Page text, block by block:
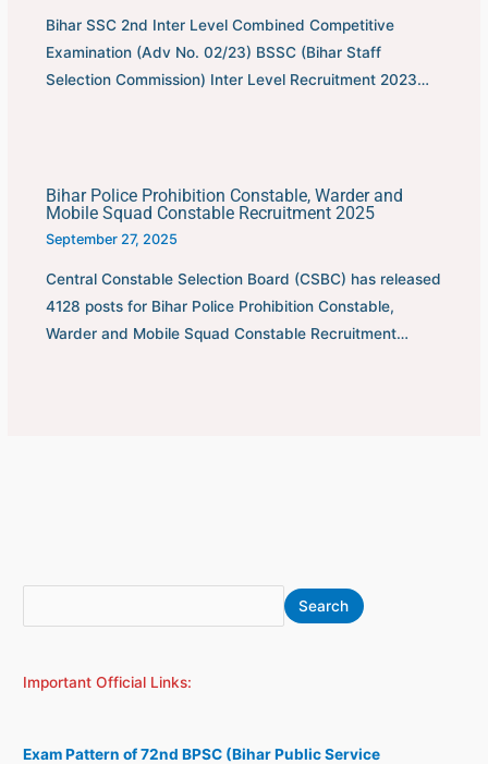
Bihar SSC 2nd Inter Level Combined Competitive
Examination (Adv No. 02/23) BSSC (Bihar Staff
Selection Commission) Inter Level Recruitment 2023…
Bihar Police Prohibition Constable, Warder and
Mobile Squad Constable Recruitment 2025
September 27, 2025
Central Constable Selection Board (CSBC) has released
4128 posts for Bihar Police Prohibition Constable,
Warder and Mobile Squad Constable Recruitment…
e
r
h
Search
Important Official Links:
Exam Pattern of 72nd BPSC (Bihar Public Service
r
h
v